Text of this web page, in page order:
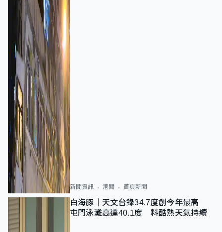
新聞資訊 港聞 首頁新聞
白海豚｜天文台錄34.7度創今年最高
屯門泳灘高達40.1度 料酷熱天氣持續